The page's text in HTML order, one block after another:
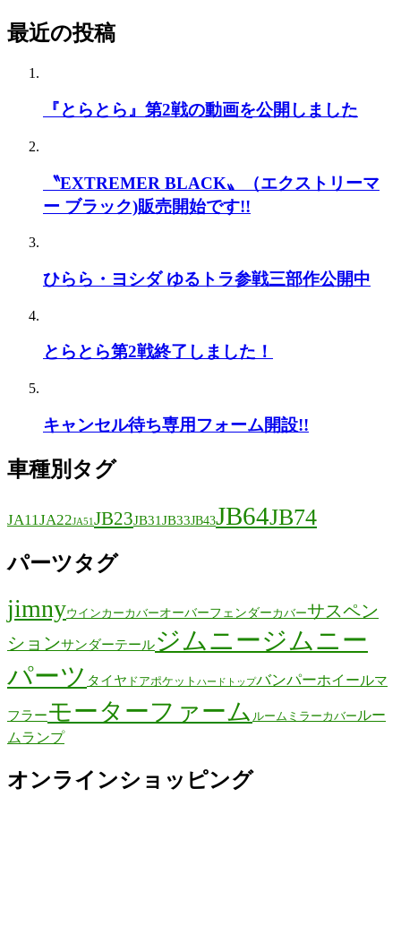
最近の投稿
『とらとら』第2戦の動画を公開しました
〝EXTREMER BLACK〟（エクストリーマ
ー ブラック)販売開始です!!
ひらら・ヨシダ ゆるトラ参戦三部作公開中
とらとら第2戦終了しました！
キャンセル待ち専用フォーム開設!!
車種別タグ
JA11JA22JA51 JB23JB31JB33JB43JB64JB74
パーツタグ
jimnyウインカーカバーオーバーフェンダーカバーサスペン
ションサンダーテールジムニージムニー
パーツ タイヤ ドアポケット ハードトップバンパーホイールマ
フラーモーターファーム ルームミラーカバールー
ムランプ
オンラインショッピング